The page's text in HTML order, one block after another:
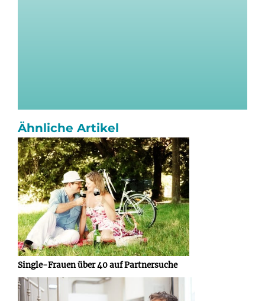
Ähnliche Artikel
Single-Frauen über 40 auf Partnersuche